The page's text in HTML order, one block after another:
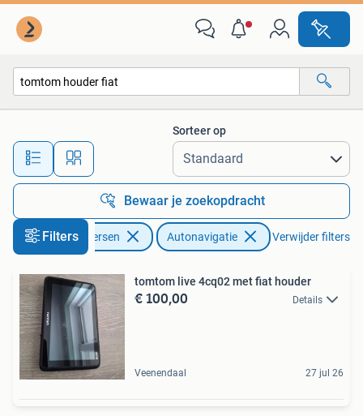
Alle afstanden…
Sorteer op
Bewaar je zoekopdracht
Filters
Auto diversen Autonavigatie Verwijder filters
tomtom live 4cq02 met fiat houder
€ 100,00 Details
Veenendaal 27 jul 26